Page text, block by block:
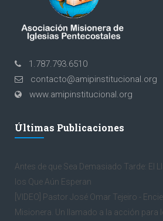
1.787.793.6510
contacto@amipinstitucional.org
www.amipinstitucional.org
Últimas Publicaciones
Antes de que Sea Demasiado Tarde: El
los Que Aún Esperan
[VIDEO] Pastor José Omar Tejeiro -
Misionera. Un llamado a la acción para